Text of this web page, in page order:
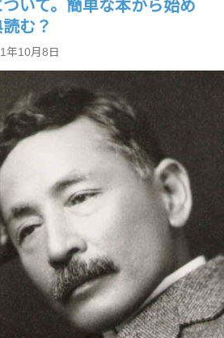
いて。簡単な本から始め
む？
年10月8日